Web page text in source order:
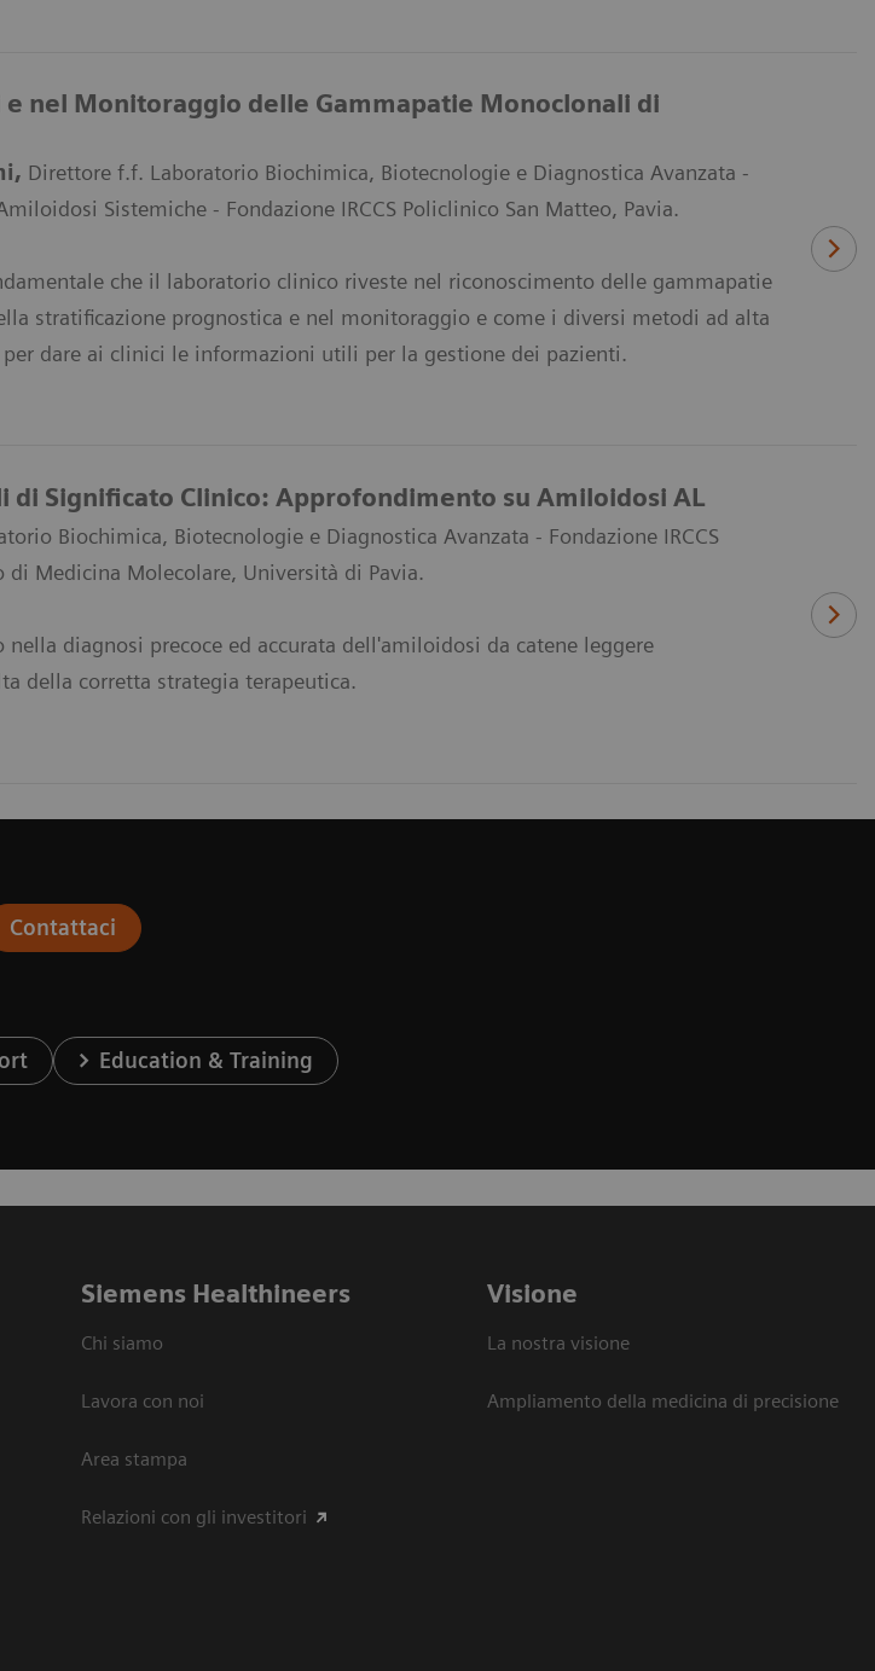
nel Monitoraggio delle Gammapatie Monoclonali di
Direttore f.f. Laboratorio Biochimica, Biotecnologie e Diagnostica Avanzata -
Sistemiche - Fondazione IRCCS Policlinico San Matteo, Pavia.
che il laboratorio clinico riveste nel riconoscimento delle gammapatie
stratificazione prognostica e nel monitoraggio e come i diversi metodi ad alta
dare ai clinici le informazioni utili per la gestione dei pazienti.
di Significato Clinico: Approfondimento su Amiloidosi AL
Biochimica, Biotecnologie e Diagnostica Avanzata - Fondazione IRCCS
Medicina Molecolare, Università di Pavia.
diagnosi precoce ed accurata dell'amiloidosi da catene leggere
della corretta strategia terapeutica.
Contattaci
Education & Training
Siemens Healthineers
Chi siamo
Lavora con noi
Area stampa
Relazioni con gli investitori
Visione
La nostra visione
Ampliamento della medicina di precisione